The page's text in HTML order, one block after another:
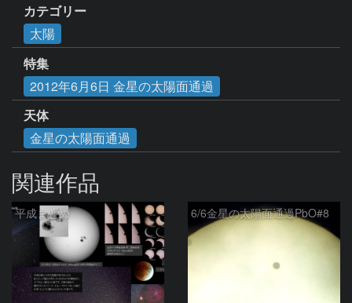
カテゴリー
太陽
特集
2012年6月6日 金星の太陽面通過
天体
金星の太陽面通過
関連作品
平成まとめ 6/6金星の太陽面通過PbO#8